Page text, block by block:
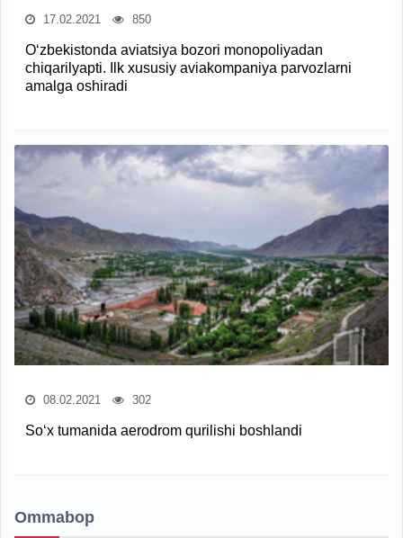
17.02.2021 850
O‘zbekistonda aviatsiya bozori monopoliyadan
chiqarilyapti. Ilk xususiy aviakompaniya parvozlarni
amalga oshiradi
08.02.2021 302
So‘x tumanida aerodrom qurilishi boshlandi
Ommabop